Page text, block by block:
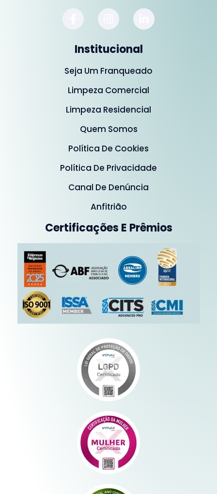
Institucional
Seja Um Franqueado
Limpeza Comercial
Limpeza Residencial
Quem Somos
Política De Cookies
Política De Privacidade
Canal De Denúncia
Anfitrião
Certificações E Prêmios